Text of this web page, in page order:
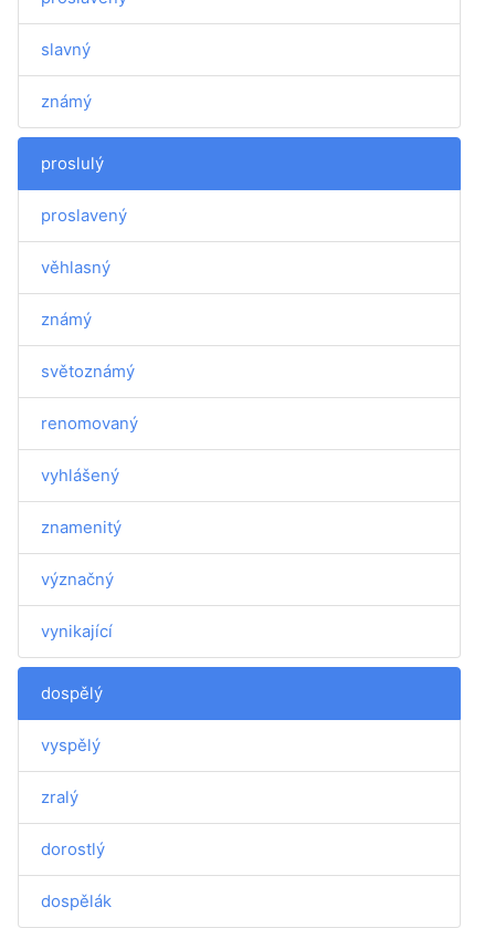
slavný
známý
proslulý
proslavený
věhlasný
známý
světoznámý
renomovaný
vyhlášený
znamenitý
význačný
vynikající
dospělý
vyspělý
zralý
dorostlý
dospělák